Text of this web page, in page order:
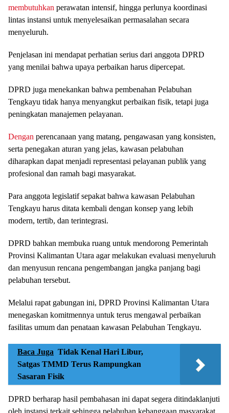
membutuhkan perawatan intensif, hingga perlunya koordinasi
lintas instansi untuk menyelesaikan permasalahan secara
menyeluruh.
Penjelasan ini mendapat perhatian serius dari anggota DPRD
yang menilai bahwa upaya perbaikan harus dipercepat.
DPRD juga menekankan bahwa pembenahan Pelabuhan
Tengkayu tidak hanya menyangkut perbaikan fisik, tetapi juga
peningkatan manajemen pelayanan.
Dengan perencanaan yang matang, pengawasan yang konsisten,
serta penegakan aturan yang jelas, kawasan pelabuhan
diharapkan dapat menjadi representasi pelayanan publik yang
profesional dan ramah bagi masyarakat.
Para anggota legislatif sepakat bahwa kawasan Pelabuhan
Tengkayu harus ditata kembali dengan konsep yang lebih
modern, tertib, dan terintegrasi.
DPRD bahkan membuka ruang untuk mendorong Pemerintah
Provinsi Kalimantan Utara agar melakukan evaluasi menyeluruh
dan menyusun rencana pengembangan jangka panjang bagi
pelabuhan tersebut.
Melalui rapat gabungan ini, DPRD Provinsi Kalimantan Utara
menegaskan komitmennya untuk terus mengawal perbaikan
fasilitas umum dan penataan kawasan Pelabuhan Tengkayu.
Baca Juga Tidak Kenal Hari Libur,
Satgas TMMD Terus Rampungkan
Sasaran Fisik
DPRD berharap hasil pembahasan ini dapat segera ditindaklanjuti
oleh instansi terkait sehingga pelabuhan kebanggaan masyarakat